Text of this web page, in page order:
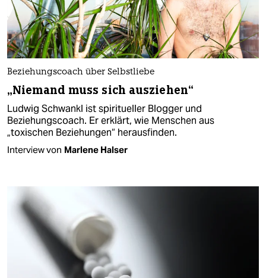
Beziehungscoach über Selbstliebe
„Niemand muss sich ausziehen“
Ludwig Schwankl ist spiritueller Blogger und
Beziehungscoach. Er erklärt, wie Menschen aus
„toxischen Beziehungen“ herausfinden.
Interview von Marlene Halser